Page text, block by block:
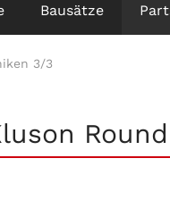
Bausätze
3/3